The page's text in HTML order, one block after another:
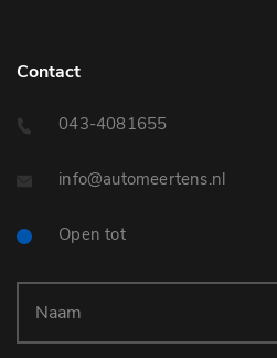
Contact
043-4081655
info@automeertens.nl
Open tot